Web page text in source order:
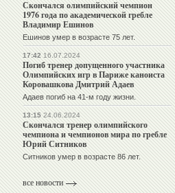
Скончался олимпийский чемпион
1976 года по академической гребле
Владимир Ешинов
Ешинов умер в возрасте 75 лет.
17:4216.07.2024
Погиб тренер допущенного участника
Олимпийских игр в Париже каноиста
Коровашкова Дмитрий Адаев
Адаев погиб на 41-м году жизни.
13:1524.06.2024
Скончался тренер олимпийского
чемпиона и чемпионов мира по гребле
Юрий Ситников
Ситников умер в возрасте 86 лет.
все новости